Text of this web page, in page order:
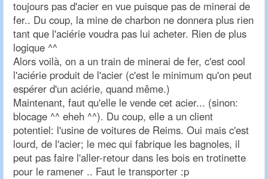
toujours pas d'acier en vue puisque pas de minerai de
fer.. Du coup, la mine de charbon ne donnera plus rien
tant que l'aciérie voudra pas lui acheter. Rien de plus
logique ^^
Alors voilà, on a un train de minerai de fer, c'est cool
l'aciérie produit de l'acier (c'est le minimum qu'on peut
espérer d'un aciérie, quand même.)
Maintenant, faut qu'elle le vende cet acier... (sinon:
blocage ^^ eheh ^^). Du coup, elle a un client
potentiel: l'usine de voitures de Reims. Oui mais c'est
lourd, de l'acier; le mec qui fabrique les bagnoles, il
peut pas faire l'aller-retour dans les bois en trotinette
pour le ramener .. Faut le transporter :p